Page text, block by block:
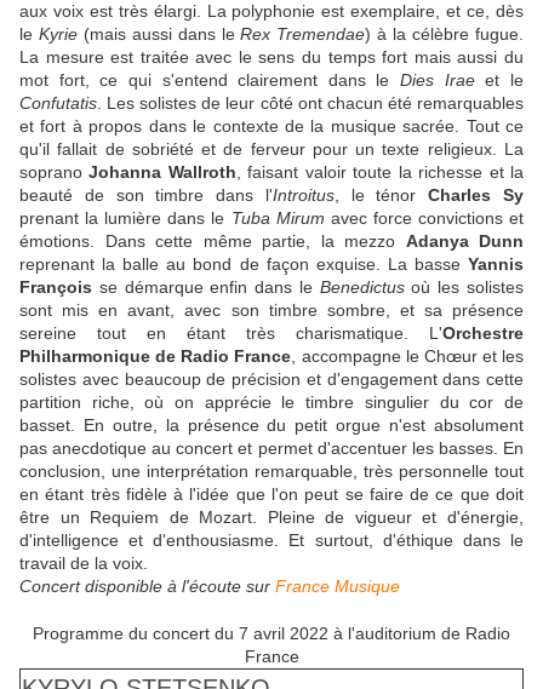
aux voix est très élargi. La polyphonie est exemplaire, et ce, dès
le Kyrie(mais aussi dans leRex Tremendae) à la célèbre fugue.
La mesure est traitée avec le sens du temps fort mais aussi du
mot fort, ce qui s'entend clairement dans leDies Iraeet le
Confutatis . Les solistes de leur côté ont chacun été remarquables
et fort à propos dans le contexte de la musique sacrée. Tout ce
qu'il fallait de sobriété et de ferveur pour un texte religieux. La
sopranoJohanna Wallroth , faisant valoir toute la richesse et la
beauté de son timbre dans l'Introitus, le ténorCharles Sy
prenant la lumière dans le Tuba Mirum avec force convictions et
émotions. Dans cette même partie, la mezzo Adanya Dunn
reprenant la balle au bond de façon exquise. La basse Yannis
François se démarque enfin dans le Benedictusoù les solistes
sont mis en avant, avec son timbre sombre, et sa présence
sereine tout en étant très charismatique. L'Orchestre
Philharmonique de Radio France , accompagne le Chœur et les
solistes avec beaucoup de précision et d'engagement dans cette
partition riche, où on apprécie le timbre singulier du cor de
basset. En outre, la présence du petit orgue n'est absolument
pas anecdotique au concert et permet d'accentuer les basses. En
conclusion, une interprétation remarquable, très personnelle tout
en étant très fidèle à l'idée que l'on peut se faire de ce que doit
être un Requiem de Mozart. Pleine de vigueur et d'énergie,
d'intelligence et d'enthousiasme. Et surtout, d'éthique dans le
travail de la voix.
Concert disponible à l'écoute sur France Musique
Programme du concert du 7 avril 2022 à l'auditorium de Radio
France